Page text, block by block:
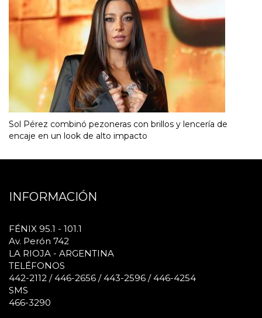
Sol Pérez combinó pezoneras con brillos y lencería de
encaje en un look de alto impacto
INFORMACIÓN
FÉNIX 95.1 - 101.1
Av. Perón 742
LA RIOJA - ARGENTINA
TELÉFONOS
442-2112 / 446-2656 / 443-2596 / 446-4254
SMS
466-3290